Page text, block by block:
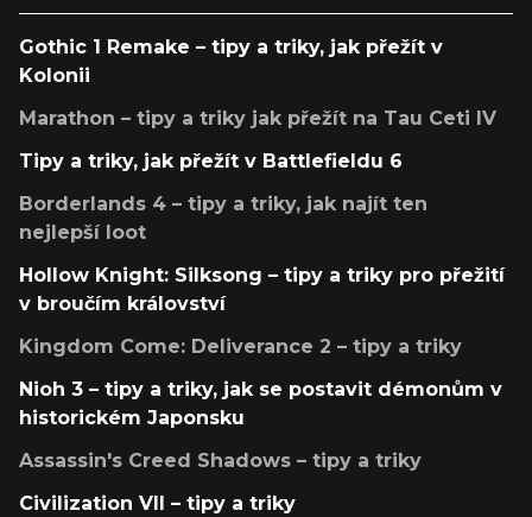
Gothic 1 Remake – tipy a triky, jak přežít v
Kolonii
Marathon – tipy a triky jak přežít na Tau Ceti IV
Tipy a triky, jak přežít v Battlefieldu 6
Borderlands 4 – tipy a triky, jak najít ten
nejlepší loot
Hollow Knight: Silksong – tipy a triky pro přežití
v broučím království
Kingdom Come: Deliverance 2 – tipy a triky
Nioh 3 – tipy a triky, jak se postavit démonům v
historickém Japonsku
Assassin's Creed Shadows – tipy a triky
Civilization VII – tipy a triky